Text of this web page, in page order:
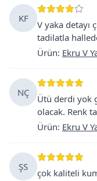
KF
V yaka detayı
tadilatla
Ürün: Ekru V
NÇ
Ütü derdi yok
olacak. Renk
Ürün: Ekru V
ŞS
çok kaliteli